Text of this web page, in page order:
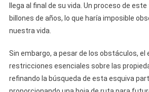
llega al final de su vida. Un proceso de
billones de años, lo que haría imposible
nuestra vida.
Sin embargo, a pesar de los obstáculos, el
restricciones esenciales sobre las
refinando la búsqueda de esta esquiva